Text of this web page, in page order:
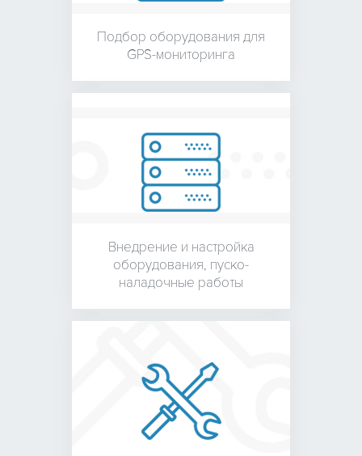
Подбор оборудования для
GPS-мониторинга
Внедрение и настройка
оборудования, пуско-
наладочные работы